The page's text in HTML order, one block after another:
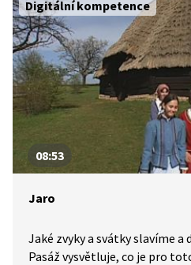
Digitální kompetence
08:53
Jaro
Jaké zvyky a svátky slavíme a
Pasáž vysvětluje, co je pro